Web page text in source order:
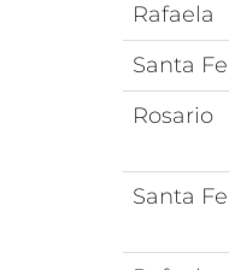
Rafaela
Santa Fe
Rosario
Santa Fe